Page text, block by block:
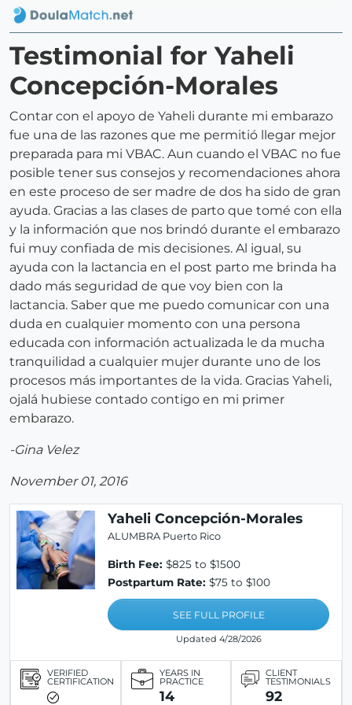
Testimonial for Yaheli
Concepción-Morales
Contar con el apoyo de Yaheli durante mi embarazo
fue una de las razones que me permitió llegar mejor
preparada para mi VBAC. Aun cuando el VBAC no fue
posible tener sus consejos y recomendaciones ahora
en este proceso de ser madre de dos ha sido de gran
ayuda. Gracias a las clases de parto que tomé con ella
y la información que nos brindó durante el embarazo
fui muy confiada de mis decisiones. Al igual, su
ayuda con la lactancia en el post parto me brinda ha
dado más seguridad de que voy bien con la
lactancia. Saber que me puedo comunicar con una
duda en cualquier momento con una persona
educada con información actualizada le da mucha
tranquilidad a cualquier mujer durante uno de los
procesos más importantes de la vida. Gracias Yaheli,
ojalá hubiese contado contigo en mi primer
embarazo.
-Gina Velez
November 01, 2016
Yaheli Concepción-Morales
ALUMBRA Puerto Rico
Birth Fee: $825 to $1500
Postpartum Rate: $75 to $100
SEE FULL PROFILE
Updated 4/28/2026
VERIFIED
CERTIFICATION
YEARS IN
PRACTICE
14
CLIENT
TESTIMONIALS
92